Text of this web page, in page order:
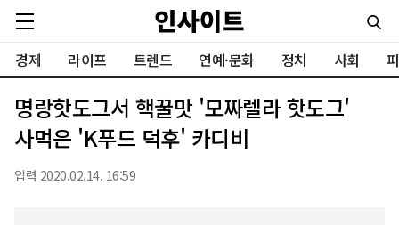
경제 라이프 트렌드 연예·문화 정치 사회
명랑핫도그서 핵꿀맛 '모짜렐라 핫도그'
사먹은 'K푸드 덕후' 카디비
입력 2020.02.14. 16:59